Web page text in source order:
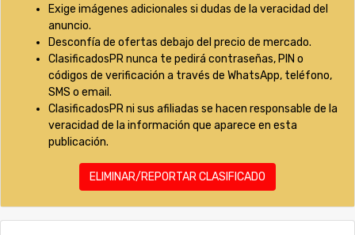
Exige imágenes adicionales si dudas de la veracidad del
anuncio.
Desconfía de ofertas debajo del precio de mercado.
ClasificadosPR nunca te pedirá contraseñas, PIN o
códigos de verificación a través de WhatsApp, teléfono,
SMS o email.
ClasificadosPR ni sus afiliadas se hacen responsable de la
veracidad de la información que aparece en esta
publicación.
ELIMINAR/REPORTAR CLASIFICADO